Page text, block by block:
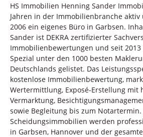
HS Immobilien Henning Sander
Jahren in der Immobilienbranche
2006 ein eigenes Büro in Garbsen.
Sander ist DEKRA zertifizierter
Immobilienbewertungen und seit 2013
Spezial unter den 1000 besten
Deutschlands gelistet. Das
kostenlose Immobilienbewertung,
Wertermittlung, Exposé-Erstellung mit
Vermarktung,
sowie Begleitung bis zum
Scheidungsimmobilien werden
in Garbsen, Hannover und der